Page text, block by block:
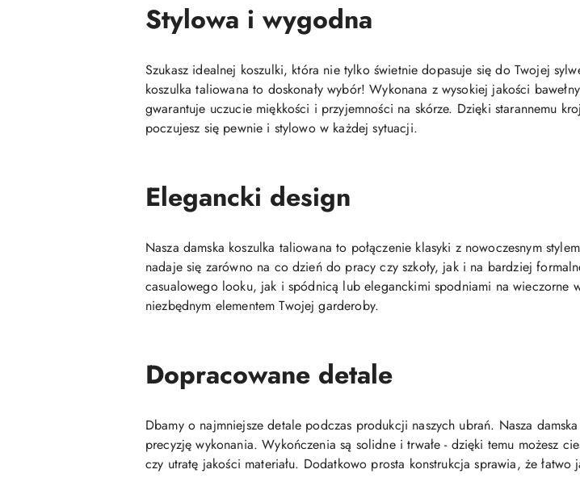
Stylowa i wygodna
Szukasz idealnej koszulki, która nie tylko świetnie dopasuje się do Twojej
koszulka taliowana to doskonały wybór! Wykonana z wysokiej jakości
gwarantuje uczucie miękkości i przyjemności na skórze. Dzięki starannemu
poczujesz się pewnie i stylowo w każdej sytuacji.
Elegancki design
Nasza damska koszulka taliowana to połączenie klasyki z nowoczesnym
nadaje się zarówno na co dzień do pracy czy szkoły, jak i na bardziej
casualowego looku, jak i spódnicą lub eleganckimi spodniami na wieczorne
niezbędnym elementem Twojej garderoby.
Dopracowane detale
Dbamy o najmniejsze detale podczas produkcji naszych ubrań. Nasza
precyzję wykonania. Wykończenia są solidne i trwałe - dzięki temu możesz
czy utratę jakości materiału. Dodatkowo prosta konstrukcja sprawia, że